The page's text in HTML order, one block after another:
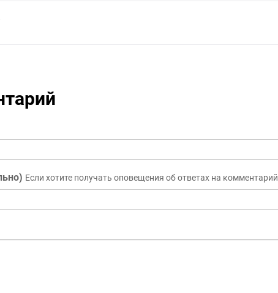
Если хотите получать оповещения об ответах на комментарий